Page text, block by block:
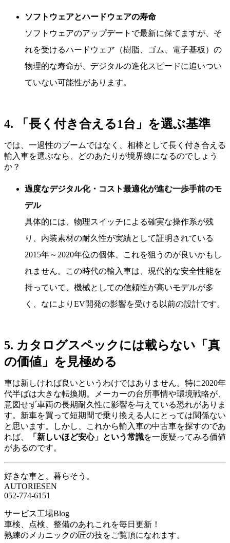
ソフトウェアとハードウェアの寿命
ソフトウェアのアップデートで最新に保てますが、そ
れを受けるハードウェア（樹脂、ゴム、電子基板）の
物理的な寿命が、デジタルの進化スピードに追いつい
ていない可能性があります。
4. 「長く付き合える1台」を選ぶ基準
では、一過性のブームではなく、相棒として長く付き合える
輸入車を選ぶなら、どのあたりが境界線になるのでしょう
か？
過度なデジタル化・コスト最適化が進む一歩手前のモ
デル
具体的には、物理スイッチによる確実な操作系が残
り、内装素材の耐久性が実績として証明されている
2015年～2020年位の個体、これを狙うのが良いかもし
れません。この時代の輸入車は、現代的な安全性能を
持っていて、機械としての信頼性が高いモデルが多
く、なによりEV開発の影響を受ける以前の設計です。
5. カタログスペックには載らない「真
の価値」を見極める
車は新しければ良いというわけではありません。特に2020年
代半ばは大きな転換期。メーカーの台所事情や環境戦略が、
意図せず車両の長期耐久性に影響を与えている恐れがありま
す。新車を買って短期間で乗り換える人にとっては関係ない
と思います。しかし、これから輸入車の中古車を探すのであ
れば、
「新しいほど安心」という常識を一度疑ってみる価値
があるのです。
好きな車と、暮らそう。
AUTORIESEN
052-774-6151
サービス工場Blog
車検、点検、整備のあれこれを毎日更新！
熟練のメカニックの匠の技をご覧頂になれます。